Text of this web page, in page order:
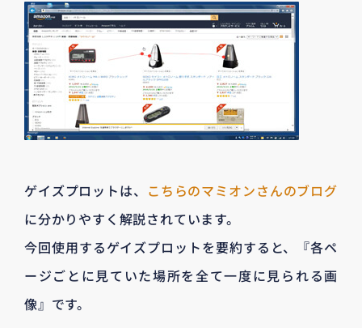
ゲイズプロットは、 こちらのマミオンさんのブログ
に分かりやすく解説されています。
今回使用するゲイズプロットを要約すると、『各ペ
ージごとに見ていた場所を全て一度に見られる画
像』です。